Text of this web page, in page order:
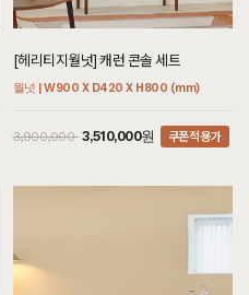
[헤리티지월넛] 캐런 콘솔 세트
월넛 | W900 X D420 X H800 (mm)
3,900,000 3,510,000원 쿠폰적용가